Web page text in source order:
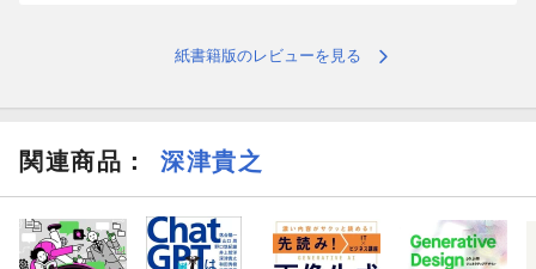
第１章 努力の方向性が変わる時代に、私たちは立っている
第３章 AIで自分の「資産」を循環させる仕組みを作る
第４章 これから起こること ーー AI時代の「人間」の再定義
紙書籍版のレビューを見る
関連商品 ： 深津貴之